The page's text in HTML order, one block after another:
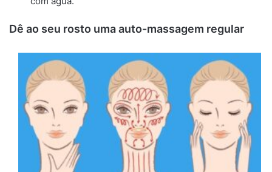
Dê ao seu rosto uma auto-massagem regular